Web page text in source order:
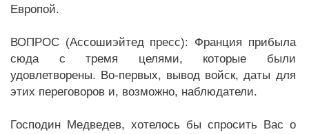
Европой.
ВОПРОС (Ассошиэйтед пресс): Франция прибыла
сюда с тремя целями, которые были
удовлетворены. Во-первых, вывод войск, даты для
этих переговоров и, возможно, наблюдатели.
Господин Медведев, хотелось бы спросить Вас о